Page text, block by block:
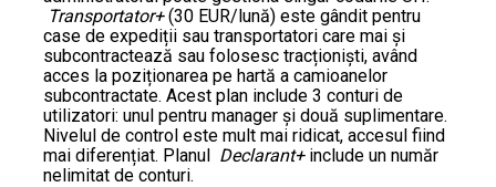
Transportator+(30 EUR/lună) este gândit pentru
case de expediții sau transportatori care mai şi
subcontractează sau folosesc tracționiști, având
acces la poziționarea pe hartă a camioanelor
subcontractate. Acest plan include 3 conturi de
utilizatori: unul pentru manager și două suplimentare.
Nivelul de control este mult mai ridicat, accesul fiind
mai diferențiat. Planul Declarant+include un număr
nelimitat de conturi.